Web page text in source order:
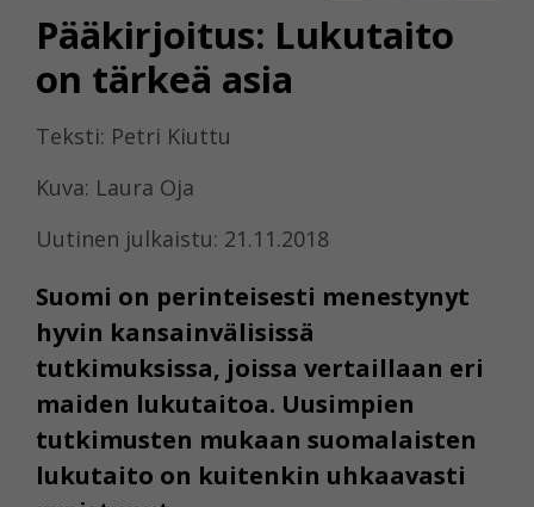
Pääkirjoitus: Lukutaito
on tärkeä asia
Teksti: Petri Kiuttu
Kuva: Laura Oja
Uutinen julkaistu: 21.11.2018
Suomi on perinteisesti menestynyt
hyvin kansainvälisissä
tutkimuksissa, joissa vertaillaan eri
maiden lukutaitoa. Uusimpien
tutkimusten mukaan suomalaisten
lukutaito on kuitenkin uhkaavasti